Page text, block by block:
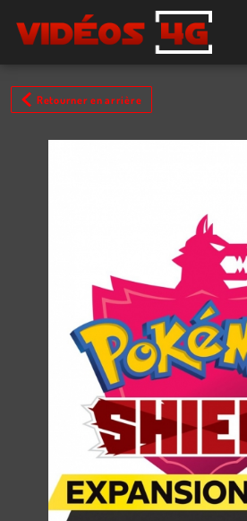
Retourner en arrière